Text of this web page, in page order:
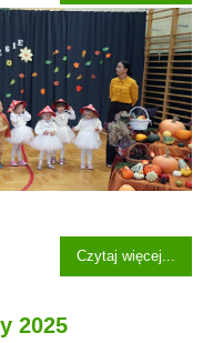
Czytaj więcej...
2025